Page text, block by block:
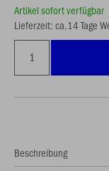
Artikel sofort verfügbar
Lieferzeit: ca.14 Tage
Beschreibung